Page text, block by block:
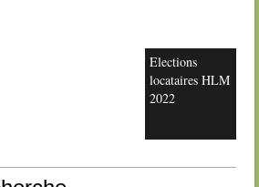
Elections
locataires HLM
2022